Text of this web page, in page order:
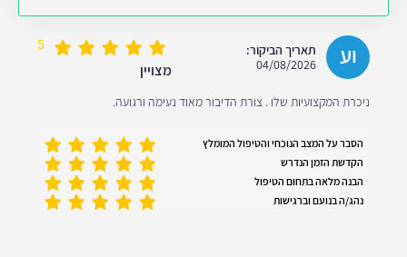
וע
תאריך הביקור:
04/08/2026
5
מצויין
ניכרת המקצועיות שלו . צורת הדיבור מאוד נעימה ורגועה.
הסבר על המצב הנוכחי והטיפול המומלץ
הקדשת הזמן הנדרש
הבנה מלאה בתחום הטיפול
נהג/ה בנועם וברגישות